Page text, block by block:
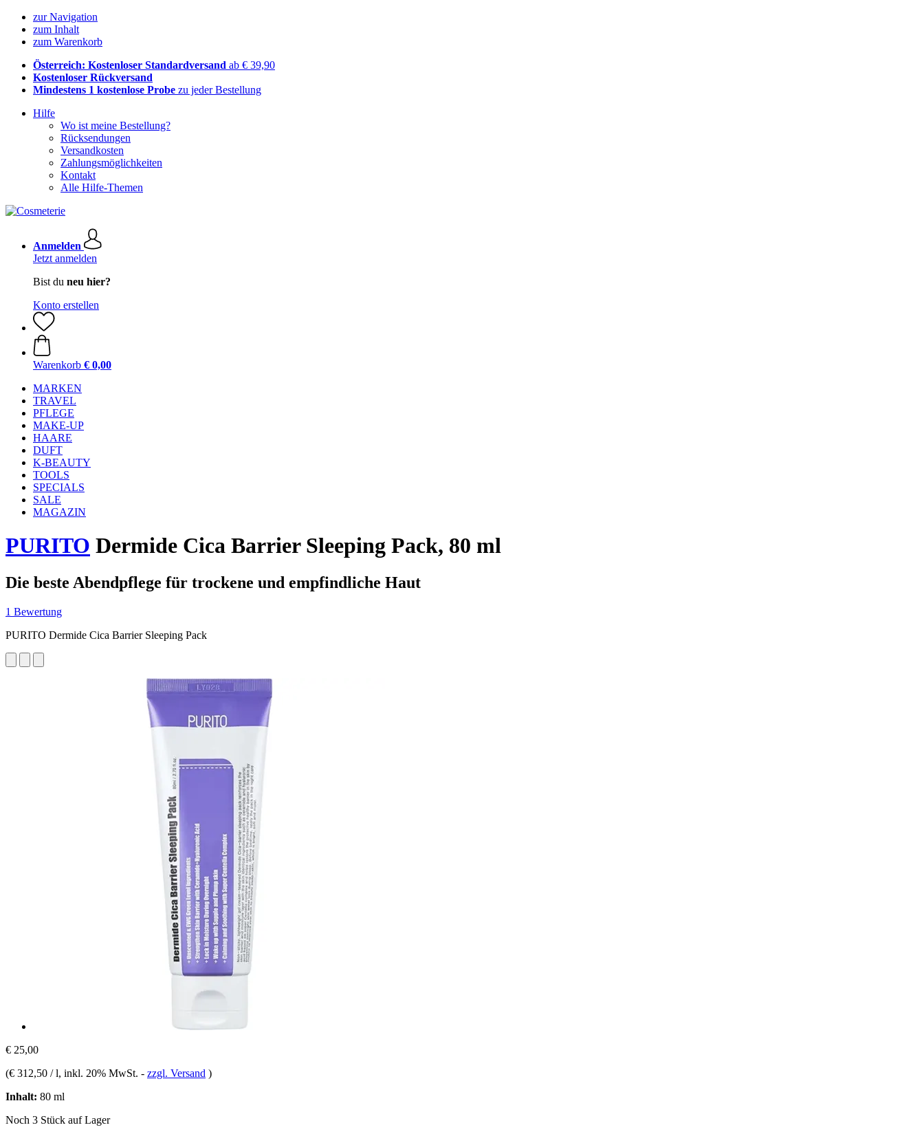
zur Navigation
zum Inhalt
zum Warenkorb
Österreich: Kostenloser Standardversand ab € 39,90
Kostenloser Rückversand
Mindestens 1 kostenlose Probe zu jeder Bestellung
Hilfe
Wo ist meine Bestellung?
Rücksendungen
Versandkosten
Zahlungsmöglichkeiten
Kontakt
Alle Hilfe-Themen
Anmelden
Jetzt anmelden
Bist du neu hier?
Konto erstellen
Warenkorb € 0,00
MARKEN
TRAVEL
PFLEGE
MAKE-UP
HAARE
DUFT
K-BEAUTY
TOOLS
SPECIALS
SALE
MAGAZIN
PURITO Dermide Cica Barrier Sleeping Pack, 80 ml
Die beste Abendpflege für trockene und empfindliche Haut
1 Bewertung
PURITO Dermide Cica Barrier Sleeping Pack
€ 25,00
(€ 312,50 / l, inkl. 20% MwSt. - zzgl. Versand )
Inhalt: 80 ml
Noch 3 Stück auf Lager